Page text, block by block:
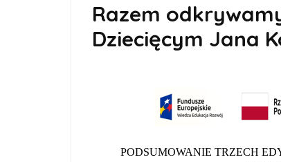
Razem
Dziecięcym Jana
PODSUMOWANIE TRZECH